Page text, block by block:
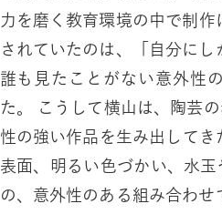
力を磨く教育環境の中で制作
されていたのは、「自分に
誰も見たことがない意外性
た。 こうして横山は、陶芸
性の強い作品を生み出してきた。 横山の作品の特徴は、つる
表面、明るい色づかい、水
の、意外性のある組み合わ